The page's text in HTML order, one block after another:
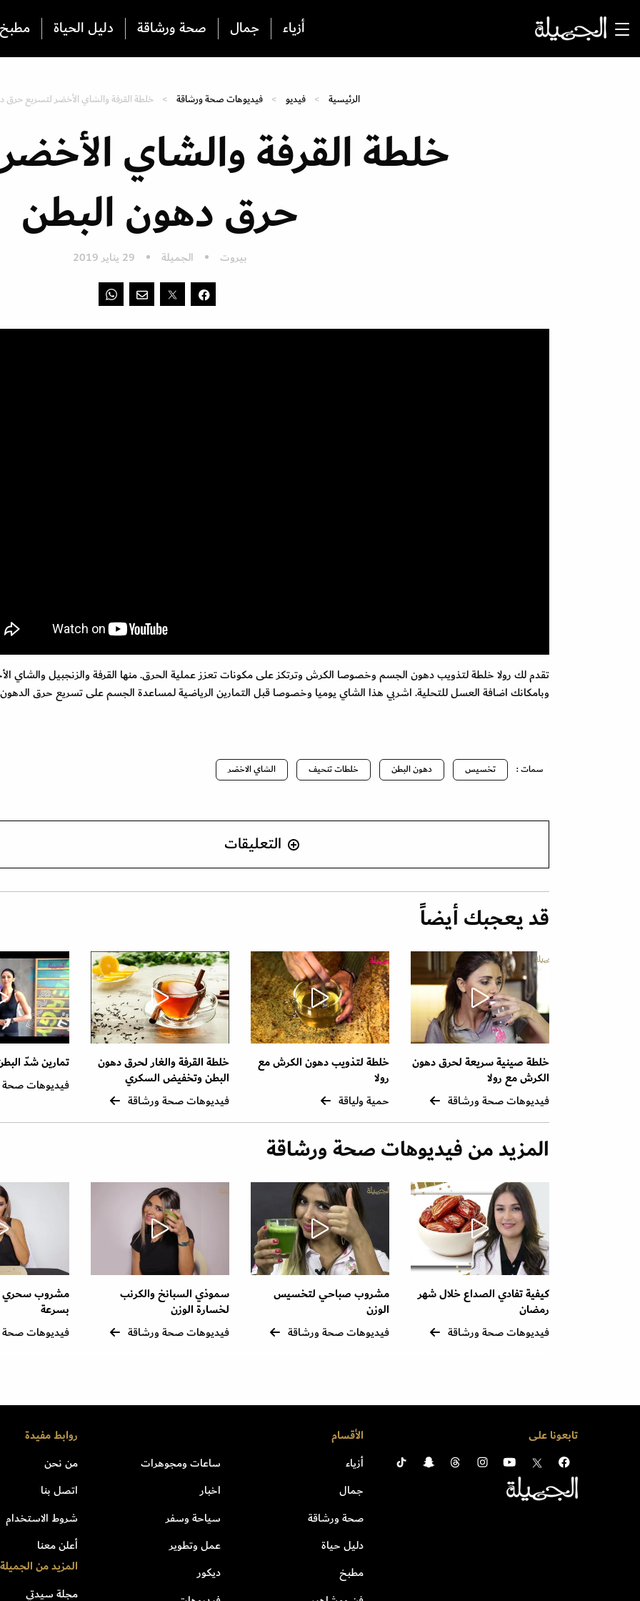
أزياء جمال صحة ورشاقة دليل الحياة
الرئيسية فيديو فيديوهات صحة ورشاقة خلطة القرفة والشاي الأخضر لتسريع حرق
خلطة القرفة والشاي
حرق دهون البطن
بيروت الجميلة 29 يناير 2019
تقدم لك رولا خلطة لتذويب دهون الجسم وخصوصا الكرش وترتكز على مكونات تعزز عملية الحرق. منها القرفة والزنجبيل والشاي
وبامكانك اضافة العسل للتحلية. اشربي هذا الشاي يوميا وخصوصا قبل التمارين الرياضية لمساعدة الجسم على تسريع حرق
سمات : تخسيس دهون البطن خلطات تنحيف الشاي الاخضر
التعليقات
قد يعجبك أيضاً
خلطة صينية سريعة لحرق دهون
الكرش مع رولا
فيديوهات صحة ورشاقة
خلطة لتذويب دهون الكرش مع
رولا
حمية ولياقة
خلطة القرفة والغار لحرق دهون
البطن وتخفيض السكري
فيديوهات صحة ورشاقة
تمارين شدّ
فيديوهات صحة
المزيد من فيديوهات صحة ورشاقة
كيفية تفادي الصداع خلال شهر
رمضان
فيديوهات صحة ورشاقة
مشروب صباحي لتخسيس
الوزن
فيديوهات صحة ورشاقة
سموذي السبانخ والكرنب
لخسارة الوزن
فيديوهات صحة ورشاقة
مشروب سحري
بسرعة
فيديوهات صحة
تابعونا على الأقسام
أزياء
جمال
صحة ورشاقة
دليل حياة
مطبخ
ساعات ومجوهرات
اخبار
سياحة وسفر
عمل وتطوير
ديكور
روابط مفيدة
من نحن
اتصل بنا
شروط الاستخدام
أعلن معنا
المزيد من الجميلة
مجلة سيدتي